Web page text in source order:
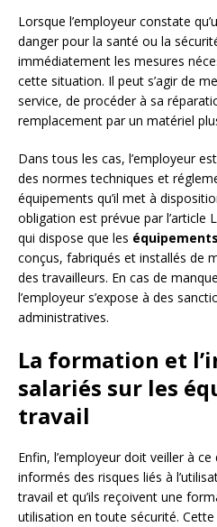
Lorsque l’employeur constate
danger pour la santé ou la
immédiatement les mesures
cette situation. Il peut s’agir de
service, de procéder à sa
remplacement par un matériel
Dans tous les cas, l’employeur
des normes techniques et
équipements qu’il met à
obligation est prévue par l’article
qui dispose que les
conçus, fabriqués et installés de
des travailleurs. En cas de
l’employeur s’expose à des
administratives.
La formation et
salariés sur les
travail
Enfin, l’employeur doit veiller à
informés des risques liés à
travail et qu’ils reçoivent une
utilisation en toute sécurité.